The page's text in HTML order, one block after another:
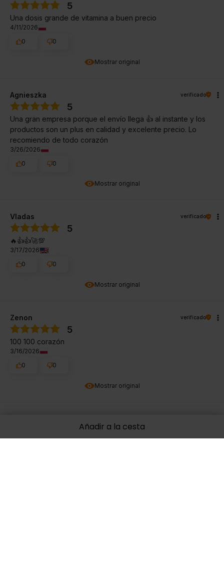
Añadir a la cesta
Mostrar original
5
Una dosis grande de vitamina a buen precio
4/11/2026
0
0
Mostrar original
Agnieszka verificado
5
Una gran empresa porque el envío llega 👍️ al instante y los
productos son un plus en calidad y excelente precio. Lo
recomiendo de todo corazón
3/26/2026
0
0
Mostrar original
Vladas verificado
5
🔥👍️👍️🚀💯
3/17/2026
0
0
Mostrar original
Zenon verificado
5
100 100 corazón
3/16/2026
0
0